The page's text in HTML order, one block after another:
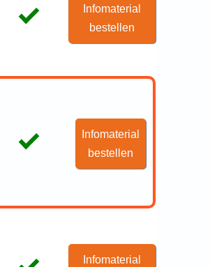
Infomaterial
bestellen
Infomaterial
bestellen
Infomaterial